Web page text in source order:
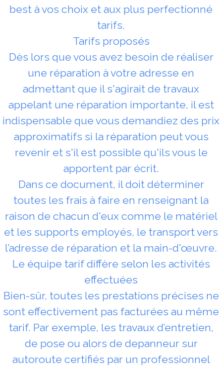
best à vos choix et aux plus perfectionné
tarifs.
Tarifs proposés
Dès lors que vous avez besoin de réaliser
une réparation à votre adresse en
admettant que il s'agirait de travaux
appelant une réparation importante, il est
indispensable que vous demandiez des prix
approximatifs si la réparation peut vous
revenir et s'il est possible qu'ils vous le
apportent par écrit.
Dans ce document, il doit déterminer
toutes les frais à faire en renseignant la
raison de chacun d'eux comme le matériel
et les supports employés, le transport vers
l’adresse de réparation et la main-d'œuvre.
Le équipe tarif diffère selon les activités
effectuées
Bien-sûr, toutes les prestations précises ne
sont effectivement pas facturées au même
tarif. Par exemple, les travaux d’entretien,
de pose ou alors de depanneur sur
autoroute certifiés par un professionnel